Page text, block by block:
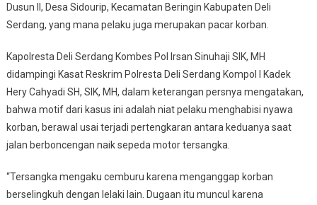
Dusun II, Desa Sidourip, Kecamatan Beringin Kabupaten Deli
Serdang, yang mana pelaku juga merupakan pacar korban.
Kapolresta Deli Serdang Kombes Pol Irsan Sinuhaji SIK, MH
didampingi Kasat Reskrim Polresta Deli Serdang Kompol I Kadek
Hery Cahyadi SH, SIK, MH, dalam keterangan persnya mengatakan,
bahwa motif dari kasus ini adalah niat pelaku menghabisi nyawa
korban, berawal usai terjadi pertengkaran antara keduanya saat
jalan berboncengan naik sepeda motor tersangka.
“Tersangka mengaku cemburu karena menganggap korban
berselingkuh dengan lelaki lain. Dugaan itu muncul karena